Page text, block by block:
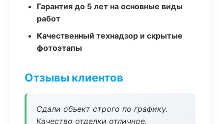
Гарантия до 5 лет на основные виды
работ
Качественный технадзор и скрытые
фотоэтапы
Отзывы клиентов
Сдали объект строго по графику.
Качество отделки отличное,